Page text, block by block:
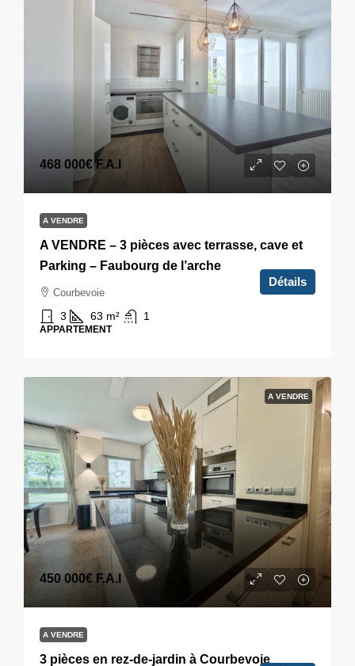
468 000€F.A.I
A VENDRE
A VENDRE – 3 pièces avec terrasse, cave et
Parking – Faubourg de l’arche
Courbevoie
3 63 m² 1
APPARTEMENT
Détails
A VENDRE
450 000€ F.A.I
A VENDRE
3 pièces en rez-de-jardin à Courbevoie